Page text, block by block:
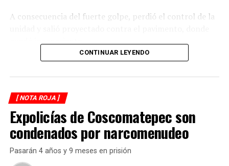
A consecuencia del fuerte golpe, perdió el control de la
Testigos del accidente solicitaron de inmediato el apoyo
de los cuerpos de emergencia al percatarse de que el
asfáltica, mientras otros automovilistas redujeron la
velocidad para evitar otro percance.
Al sitio arribaron paramédicos de Protección Civil de
Atoyac, quienes brindaron los primeros auxilios al
lesionado y, tras estabilizarlo, lo trasladaron de urgencia
CONTINUAR LEYENDO
[ NOTA ROJA ]
Expolicías de Coscomatepec son
condenados por narcomenudeo
Pasarán 4 años y 9 meses en prisión